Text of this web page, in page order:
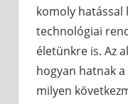
komoly hatással
technológiai
életünkre is. Az
hogyan hatnak
milyen